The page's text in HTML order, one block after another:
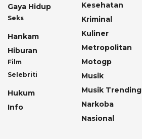
Gaya Hidup
Seks
Hankam
Hiburan
Film
Selebriti
Hukum
Info
Kesehatan
Kriminal
Kuliner
Metropolitan
Motogp
Musik
Musik Trending
Narkoba
Nasional